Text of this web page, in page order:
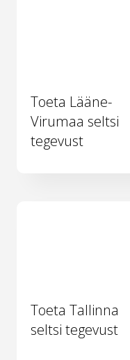
Toeta Lääne-
Virumaa seltsi
tegevust
Toeta Tallinna
seltsi tegevust